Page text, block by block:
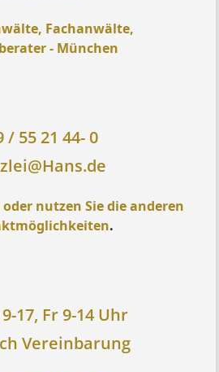
Fachanwälte,
- München
/ 55 21 44- 0
nutzen Sie die anderen
.
17, Fr 9-14 Uhr
Vereinbarung